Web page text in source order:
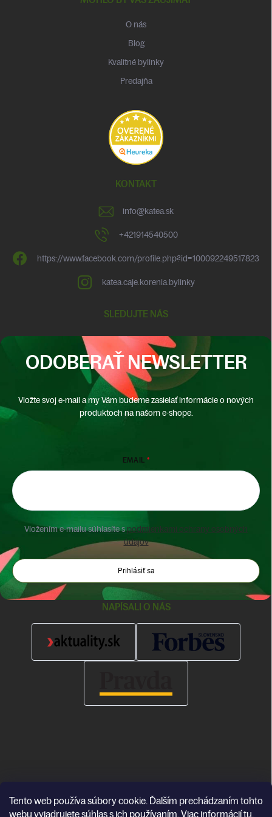
Tento web používa súbory cookie. Ďalším prechádzaním tohto
webu vyjadrujete súhlas s ich používaním. Viac informáciítu.
O nás
Blog
Kvalitné bylinky
Predajňa
KONTAKT
info@katea.sk
+421914540500
https://www.facebook.com/profile.php?id=100092249517823
katea.caje.korenia.bylinky
SLEDUJTE NÁS
ODOBERAŤ NEWSLETTER
Vložte svoj e-mail a my Vám budeme zasielať informácie o nových
produktoch na našom e-shope.
EMAIL
Vložením e-mailu súhlasíte spodmienkami ochrany osobných
údajov
Prihlásiť sa
NAPÍSALI O NÁS
Copyright 2026Katea. Všetky práva vyhradené.